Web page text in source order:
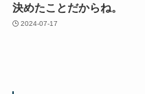
決めたことだからね。
2024-07-17